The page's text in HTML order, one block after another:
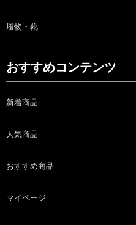
履物・靴
おすすめコンテンツ
新着商品
人気商品
おすすめ商品
マイページ